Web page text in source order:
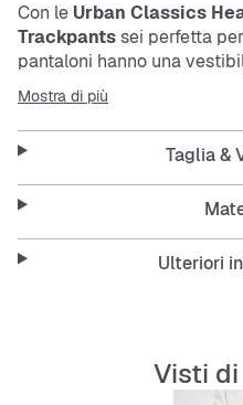
Con le Urban Classics
Trackpantssei perfetta
pantaloni hanno una
in un materiale resistente e
lunghezza lunga delle
da abbinare.
Features:
Mostra di più
Taglia &
Ulteriori
Visti